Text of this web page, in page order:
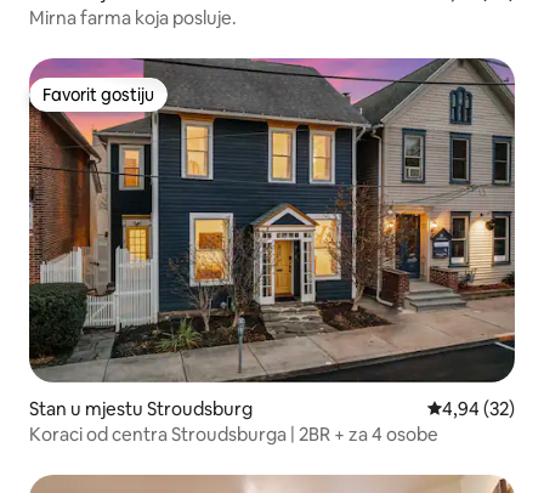
Mirna farma koja posluje.
Favorit gostiju
Favorit gostiju
Stan u mjestu Stroudsburg Prosječna
4,94 (32)
Koraci od centra Stroudsburga | 2BR + za 4 osobe